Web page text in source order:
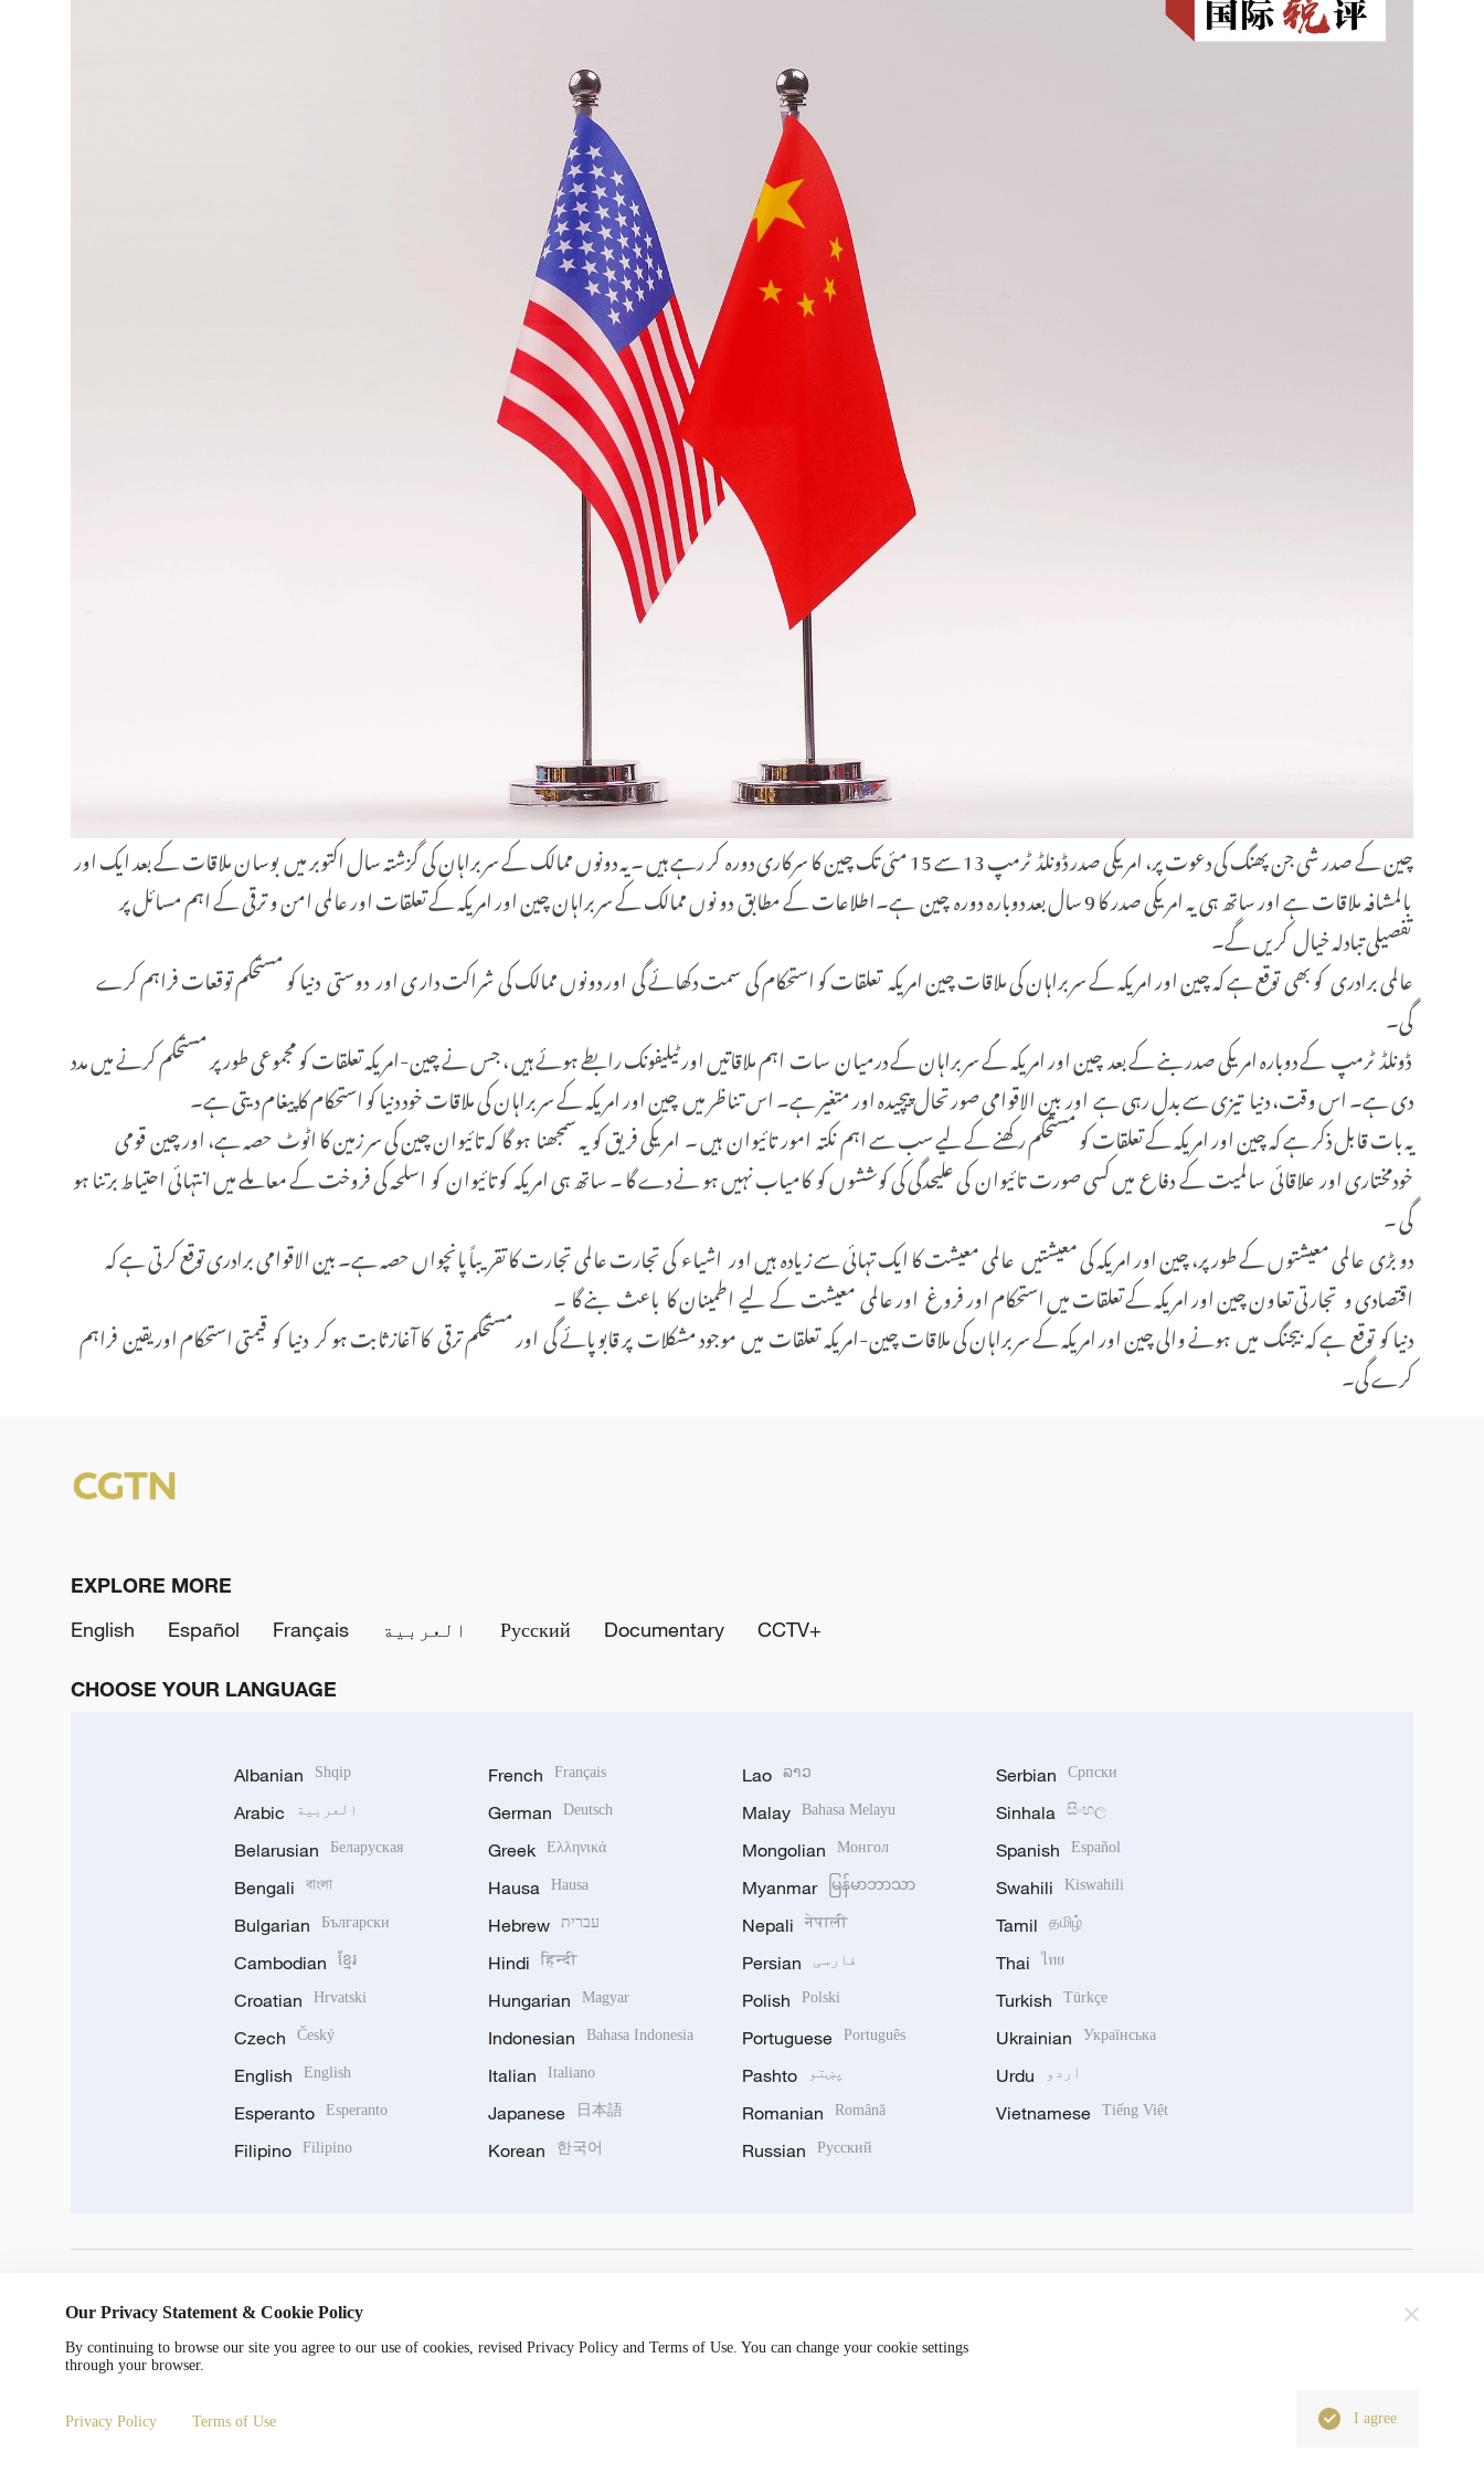
چین کے صدر شی جن پھنگ کی دعوت پر، امریکی صدر ڈونلڈ ٹرمپ 13 سے 15 مئی تک چین کا سرکاری دورہ کر رہے ہیں ۔ یہ دونوں ممالک کے سربراہان کی گزشتہ سال اکتوبر میں بوسان ملاقات کے بعد ایک اور
بالمشافہ ملاقات ہے اور ساتھ ہی یہ امریکی صدر کا 9 سال بعد دوبارہ دورہ چین ہے۔اطلاعات کے مطابق دو نوں ممالک کے سربراہان چین اور امریکہ کے تعلقات اور عالمی امن و ترقی کے اہم مسائل پر
تفصیلی تبادلہ خیال کریں گے۔
عالمی برادری کو بھی توقع ہے کہ چین اور امریکہ کے سربراہان کی ملاقات چین امریکہ تعلقات کو استحکام کی سمت دکھائے گی اور دونوں ممالک کی شراکت دار ی اور دوستی دنیا کو مستحکم توقعات فراہم کرے
گی۔
ڈونلڈ ٹرمپ کے دوبارہ امریکی صدر بنے کے بعد چین اور امریکہ کے سربراہان کے درمیان سات اہم ملاقاتیں اور ٹیلیفونک رابطے ہوئے ہیں ، جس نے چین-امریکہ تعلقات کو مجموعی طور پر مستحکم کرنے میں مدد
دی ہے۔ اس وقت، دنیا تیزی سے بدل رہی ہے اور بین الاقوامی صورتحال پیچیدہ اور متغیر ہے۔ اس تناظر میں چین اور امریکہ کے سربراہان کی ملاقات خود دنیا کو استحکام کا پیغام دیتی ہے۔
یہ بات قابل ذکر ہے کہ چین اور امریکہ کے تعلقات کو مستحکم رکھنے کے لیے سب سے اہم نکتہ امور تائیوان ہیں ۔ امریکی فریق کو یہ سمجھنا ہو گا کہ تائیوان چین کی سر زمین کا اٹوٹ حصہ ہے، اور چین قومی
خودمختاری اور علاقائی سالمیت کے دفاع میں کسی صورت تائیوان کی علیحدگی کی کوششوں کو کامیاب نہیں ہو نے دے گا ۔ ساتھ ہی امریکہ کو تائیوان کو اسلحہ کی فروخت کے معاملے میں انتہائی احتیاط برتنا ہو
گی ۔
دو بڑی عالمی معیشتوں کے طور پر، چین اور امریکہ کی معیشتیں عالمی معیشت کا ایک تہائی سے زیادہ ہیں اور اشیاء کی تجارت عالمی تجارت کا تقریباً پانچواں حصہ ہے۔ بین الاقوامی برادری توقع کرتی ہے کہ
اقتصادی و تجارتی تعاون چین اور امریکہ کے تعلقات میں استحکام اور فروغ اور عالمی معیشت کے لیے اطمینان کا باعث بنے گا ۔
دنیا کو توقع ہے کہ بیجنگ میں ہونے والی چین اور امریکہ کے سربراہان کی ملاقات چین-امریکہ تعلقات میں موجود مشکلات پر قابو پائے گی اور مستحکم ترقی کا آغاز ثابت ہو کر دنیا کو قیمتی استحکام اور یقین فراہم
کرے گی۔
EXPLORE MORE
English
Español Français العربية Русский Documentary CCTV+
CHOOSE YOUR LANGUAGE
Albanian Shqip
Arabic العربية
Belarusian Беларуская
Bengali বাংলা
Bulgarian Български
Cambodian ខ្មែរ
Croatian Hrvatski
Czech Český
English English
Esperanto Esperanto
Filipino Filipino
French Français
German Deutsch
Greek Ελληνικά
Hausa Hausa
Hebrew עברית
Hindi हिन्दी
Hungarian Magyar
Indonesian Bahasa Indonesia
Italian Italiano
Japanese 日本語
Korean 한국어
Lao ລາວ
Malay Bahasa Melayu
Mongolian Монгол
Myanmar မြန်မာဘာသာ
Nepali नेपाली
Persian فارسی
Polish Polski
Portuguese Português
Pashto پښتو
Romanian Română
Russian Русский
Serbian Српски
Sinhala සිංහල
Spanish Español
Swahili Kiswahili
Tamil தமிழ்
Thai ไทย
Turkish Türkçe
Ukrainian Українська
Urdu اردو
Vietnamese Tiếng Việt
Copyright © 2024 CGTN. 京ICP备20000184号
Our Privacy Statement & Cookie Policy
By continuing to browse our site you agree to our use of cookies, revised Privacy Policy and Terms of Use. You can change your cookie settings
through your browser.
Privacy Policy Terms of Use I agree